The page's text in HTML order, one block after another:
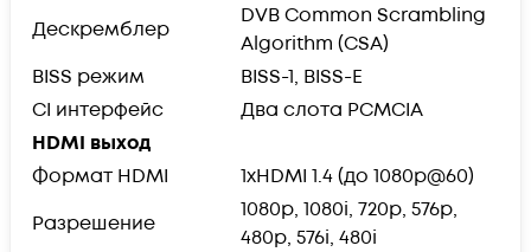
Дескремблер
DVB Common Scrambling
Algorithm (CSA)
BISS режим
BISS-1, BISS-E
CI интерфейс
Два слота PCMCIA
HDMI выход
Формат HDMI
1xHDMI 1.4 (до 1080p@60)
Разрешение
1080p, 1080i, 720p, 576p,
480p, 576i, 480i